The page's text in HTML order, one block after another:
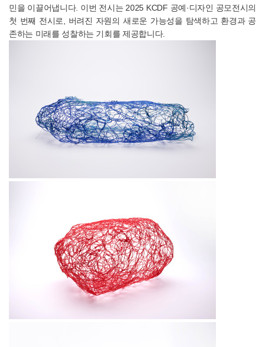
민을 이끌어냅니다. 이번 전시는 2025 KCDF 공예·디자인 공모전시의
첫 번째 전시로, 버려진 자원의 새로운 가능성을 탐색하고 환경과 공
존하는 미래를 성찰하는 기회를 제공합니다.